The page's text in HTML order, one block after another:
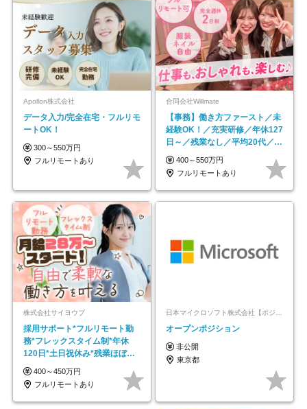
Apollon株式会社
データ入力/完全在宅・フルリモ
ートOK！
300～550万円
フルリモートあり
合同会社Willmate
【事務】働き方ファースト／未
経験OK！／充実研修／年休127
日～／残業なし／平均20代／リ
モートOK
400～550万円
フルリモートあり
株式会社サイヨウブ
採用サポート*フルリモート勤
務*フレックスタイム制*年休
120日*土日祝休み*残業ほぼな
し*育児中社員8割以上
400～450万円
フルリモートあり
日本マイクロソフト株式会社【ポジションマッチ登録】
オープンポジション
非公開
東京都